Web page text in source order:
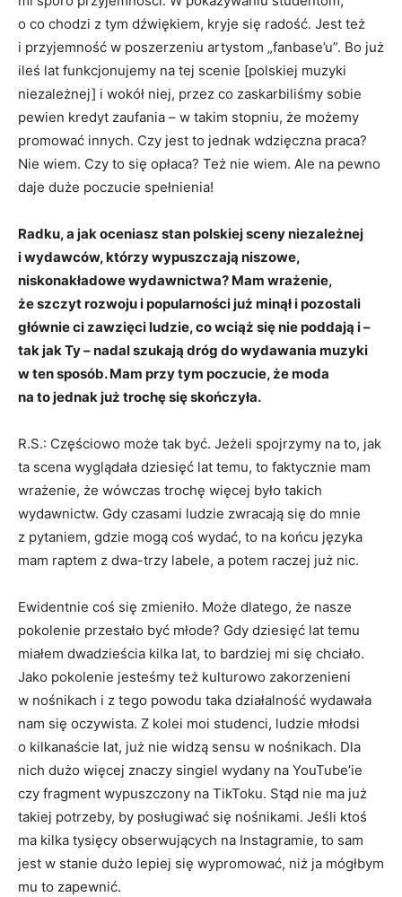
o co chodzi z tym dźwiękiem, kryje się radość. Jest też
i przyjemność w poszerzeniu artystom „fanbase’u”. Bo już
ileś lat funkcjonujemy na tej scenie [polskiej muzyki
niezależnej] i wokół niej, przez co zaskarbiliśmy sobie
pewien kredyt zaufania – w takim stopniu, że możemy
promować innych. Czy jest to jednak wdzięczna praca?
Nie wiem. Czy to się opłaca? Też nie wiem. Ale na pewno
daje duże poczucie spełnienia!
Radku, a jak oceniasz stan polskiej sceny niezależnej
i wydawców, którzy wypuszczają niszowe,
niskonakładowe wydawnictwa? Mam wrażenie,
że szczyt rozwoju i popularności już minął i pozostali
głównie ci zawzięci ludzie, co wciąż się nie poddają i –
tak jak Ty – nadal szukają dróg do wydawania muzyki
w ten sposób. Mam przy tym poczucie, że moda
na to jednak już trochę się skończyła.
R.S.: Częściowo może tak być. Jeżeli spojrzymy na to, jak
ta scena wyglądała dziesięć lat temu, to faktycznie mam
wrażenie, że wówczas trochę więcej było takich
wydawnictw. Gdy czasami ludzie zwracają się do mnie
z pytaniem, gdzie mogą coś wydać, to na końcu języka
mam raptem z dwa-trzy labele, a potem raczej już nic.
Ewidentnie coś się zmieniło. Może dlatego, że nasze
pokolenie przestało być młode? Gdy dziesięć lat temu
miałem dwadzieścia kilka lat, to bardziej mi się chciało.
Jako pokolenie jesteśmy też kulturowo zakorzenieni
w nośnikach i z tego powodu taka działalność wydawała
nam się oczywista. Z kolei moi studenci, ludzie młodsi
o kilkanaście lat, już nie widzą sensu w nośnikach. Dla
nich dużo więcej znaczy singiel wydany na YouTube’ie
czy fragment wypuszczony na TikToku. Stąd nie ma już
takiej potrzeby, by posługiwać się nośnikami. Jeśli ktoś
ma kilka tysięcy obserwujących na Instagramie, to sam
jest w stanie dużo lepiej się wypromować, niż ja mógłbym
mu to zapewnić.